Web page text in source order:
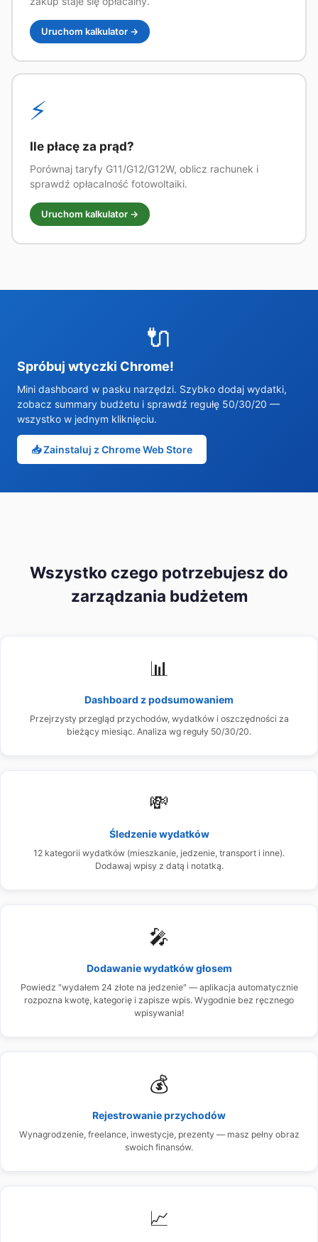
Uruchom kalkulator →
⚡
Ile płacę za prąd?
Porównaj taryfy G11/G12/G12W, oblicz rachunek i
sprawdź opłacalność fotowoltaiki.
Uruchom kalkulator →
🔌
Spróbuj wtyczki Chrome!
Mini dashboard w pasku narzędzi. Szybko dodaj wydatki,
zobacz summary budżetu i sprawdź regułę 50/30/20 —
wszystko w jednym kliknięciu.
📥 Zainstaluj z Chrome Web Store
Wszystko czego potrzebujesz do
zarządzania budżetem
📊
Dashboard z podsumowaniem
Przejrzysty przegląd przychodów, wydatków i oszczędności za
bieżący miesiąc. Analiza wg reguły 50/30/20.
💸
Śledzenie wydatków
12 kategorii wydatków (mieszkanie, jedzenie, transport i inne).
Dodawaj wpisy z datą i notatką.
🎤
Dodawanie wydatków głosem
Powiedz "wydałem 24 złote na jedzenie" — aplikacja automatycznie
rozpozna kwotę, kategorię i zapisze wpis. Wygodnie bez ręcznego
wpisywania!
💰
Rejestrowanie przychodów
Wynagrodzenie, freelance, inwestycje, prezenty — masz pełny obraz
swoich finansów.
📈